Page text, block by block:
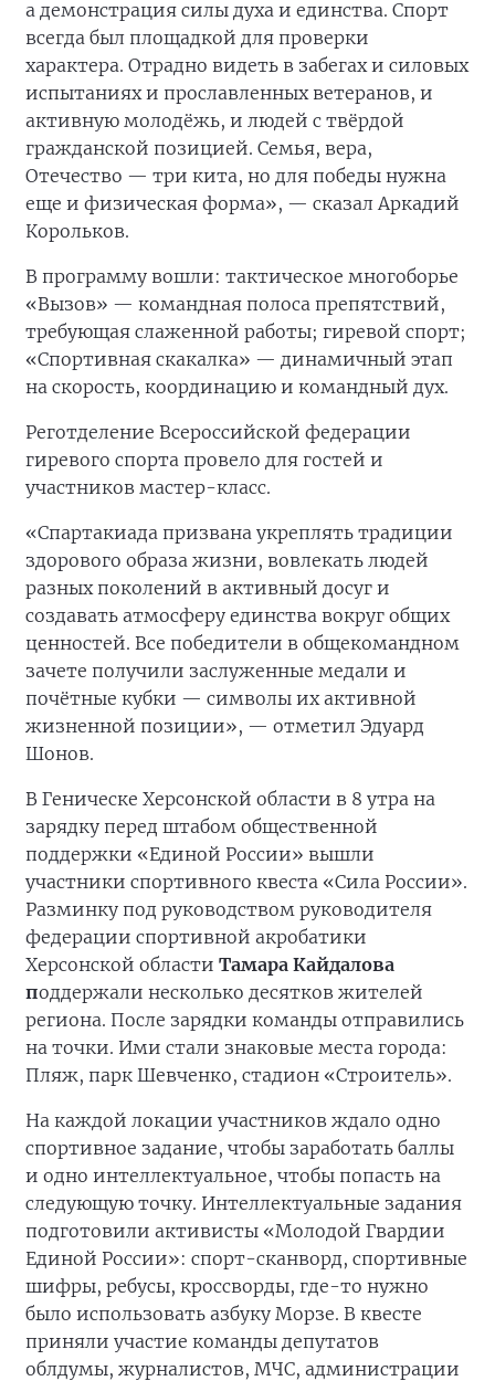
а демонстрация силы духа и единства. Спорт
всегда был площадкой для проверки
характера. Отрадно видеть в забегах и силовых
испытаниях и прославленных ветеранов, и
активную молодёжь, и людей с твёрдой
гражданской позицией. Семья, вера,
Отечество — три кита, но для победы нужна
еще и физическая форма», — сказал Аркадий
Корольков.
В программу вошли: тактическое многоборье
«Вызов» — командная полоса препятствий,
требующая слаженной работы; гиревой спорт;
«Спортивная скакалка» — динамичный этап
на скорость, координацию и командный дух.
Реготделение Всероссийской федерации
гиревого спорта провело для гостей и
участников мастер-класс.
«Спартакиада призвана укреплять традиции
здорового образа жизни, вовлекать людей
разных поколений в активный досуг и
создавать атмосферу единства вокруг общих
ценностей. Все победители в общекомандном
зачете получили заслуженные медали и
почётные кубки — символы их активной
жизненной позиции», — отметил Эдуард
Шонов.
В Геническе Херсонской области в 8 утра на
зарядку перед штабом общественной
поддержки «Единой России» вышли
участники спортивного квеста «Сила России».
Разминку под руководством руководителя
федерации спортивной акробатики
Херсонской области Тамара Кайдалова
поддержали несколько десятков жителей
региона. После зарядки команды отправились
на точки. Ими стали знаковые места города:
Пляж, парк Шевченко, стадион «Строитель».
На каждой локации участников ждало одно
спортивное задание, чтобы заработать баллы
и одно интеллектуальное, чтобы попасть на
следующую точку. Интеллектуальные задания
подготовили активисты «Молодой Гвардии
Единой России»: спорт-сканворд, спортивные
шифры, ребусы, кроссворды, где-то нужно
было использовать азбуку Морзе. В квесте
приняли участие команды депутатов
облдумы, журналистов, МЧС, администрации